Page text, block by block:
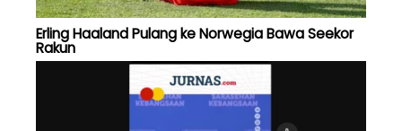
Erling Haaland Pulang ke Norwegia Bawa Seekor
Rakun